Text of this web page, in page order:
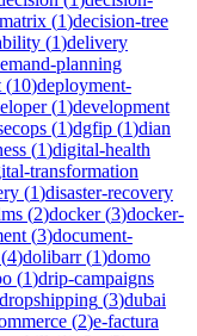
(1)decision-tree
(1)delivery
planning
(10)deployment-
(1)development
(1)dgfip (1)dian
(1)digital-health
transformation
(1)disaster-recovery
(2)docker(3)docker-
(3)document-
(4)dolibarr(1)domo
(1)drip-campaigns
dropshipping (3)dubai
(2)e-factura